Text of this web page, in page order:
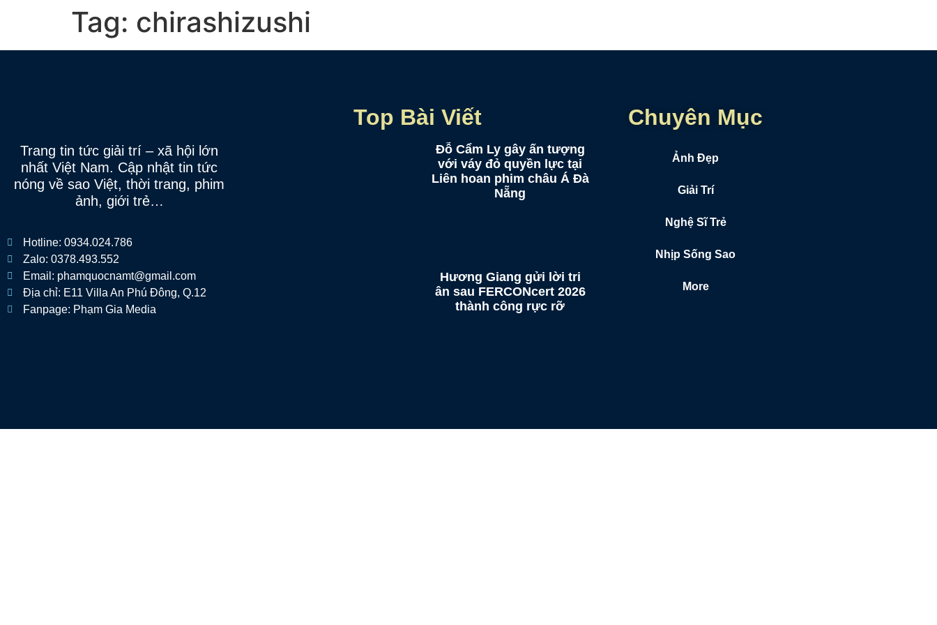
Tag: chirashizushi
Trang tin tức giải trí – xã hội lớn
nhất Việt Nam. Cập nhật tin tức
nóng về sao Việt, thời trang, phim
ảnh, giới trẻ…
Hotline: 0934.024.786
Zalo: 0378.493.552
Email: phamquocnamt@gmail.com
Địa chỉ: E11 Villa An Phú Đông, Q.12
Fanpage: Phạm Gia Media
Top Bài Viết
Đỗ Cẩm Ly gây ấn tượng
với váy đỏ quyền lực tại
Liên hoan phim châu Á Đà
Nẵng
Hương Giang gửi lời tri
ân sau FERCONcert 2026
thành công rực rỡ
Chuyên Mục
Ảnh Đẹp
Giải Trí
Nghệ Sĩ Trẻ
Nhịp Sống Sao
More